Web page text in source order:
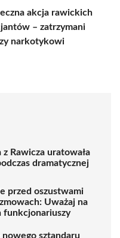
akcja rawickich
– zatrzymani
narkotykowi
Rawicza uratowała
dramatycznej
przed oszustwami
Uważaj na
funkcjonariuszy
sztandaru